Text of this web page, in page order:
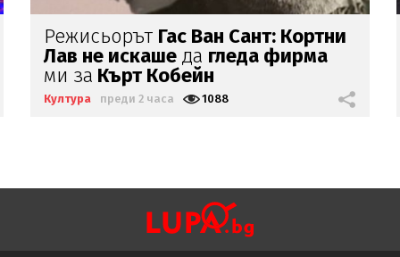
Изпълнителятна"Деспасито"в
България: Аз съм обикновен,
спокоен, съпруг и баща
Култура преди 4 часа 3228